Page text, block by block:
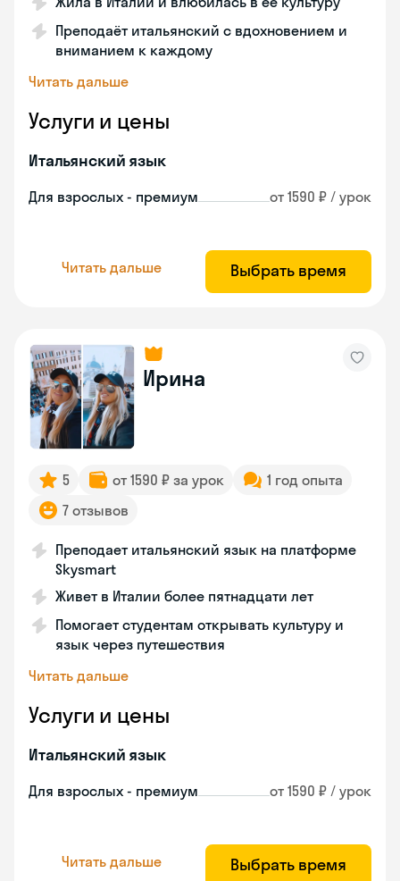
Преподаёт итальянский с вдохновением и
вниманием к каждому
Читать дальше
Услуги и цены
Итальянский язык
Для взрослых - премиум от 1590 ₽ / урок
Читать дальше Выбрать время
Ирина
5 от 1590 ₽ за урок
1 год опыта
7 отзывов
Преподает итальянский язык на платформе
Skysmart
Живет в Италии более пятнадцати лет
Помогает студентам открывать культуру и
язык через путешествия
Читать дальше
Услуги и цены
Итальянский язык
Для взрослых - премиум от 1590 ₽ / урок
Читать дальше Выбрать время